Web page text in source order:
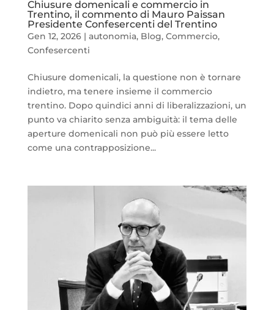
Chiusure domenicali e commercio in
Trentino, il commento di Mauro Paissan
Presidente Confesercenti del Trentino
Gen 12, 2026| autonomia, Blog, Commercio,
Confesercenti
Chiusure domenicali, la questione non è tornare
indietro, ma tenere insieme il commercio
trentino. Dopo quindici anni di liberalizzazioni, un
punto va chiarito senza ambiguità: il tema delle
aperture domenicali non può più essere letto
come una contrapposizione...